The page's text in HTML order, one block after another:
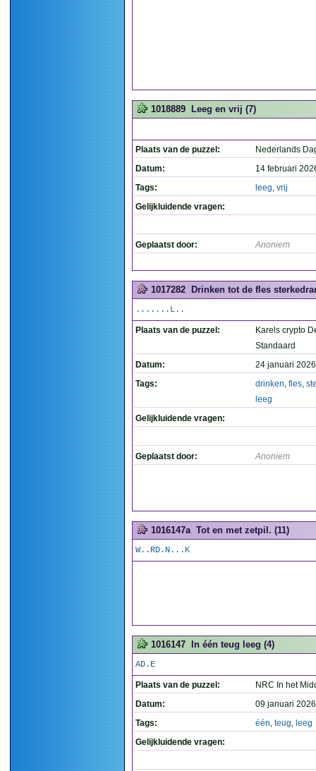
1018889 Leeg en vrij (7)
Plaats van de puzzel:
Nederlands
Datum:
14 februari
Tags:
leeg, vrij
Gelijkluidende vragen:
Geplaatst door: Anoniem
1017282 Drinken tot de fles
.......L..
Plaats van de puzzel:
Karels crypto
Standaard
Datum:
24 januari
Tags:
drinken, fles,
leeg
Gelijkluidende vragen:
Geplaatst door: Anoniem
1016147a Tot en met zetpil. (11)
W..RD.N...K
1016147 In één teug leeg (4)
AD.E
Plaats van de puzzel:
NRC In het
Datum:
09 januari
Tags:
één, teug, leeg
Gelijkluidende vragen: